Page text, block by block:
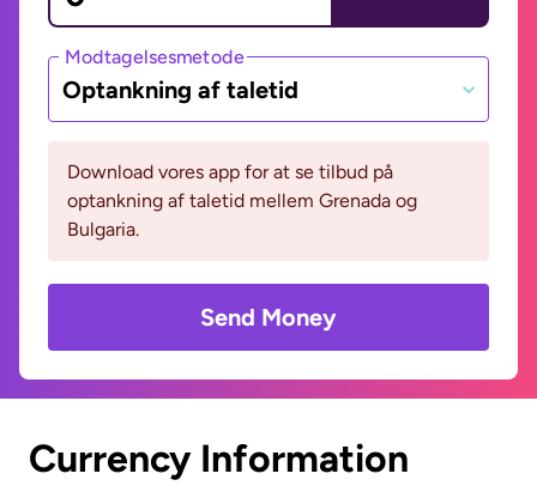
Modtagelsesmetode
Optankning af taletid
Download vores app for at se tilbud på
optankning af taletid mellem Grenada og
Bulgaria.
Send Money
Currency Information